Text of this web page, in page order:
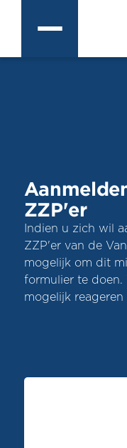
ZZP'er
Indien u zich wil
ZZP'er van de
mogelijk om dit
formulier te doen.
mogelijk